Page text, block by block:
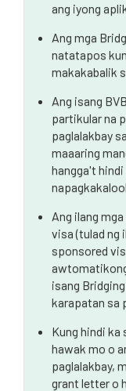
Paano
ang iyong
Ang mga
natatapos
makakabalik
Ang isang
partikular na
paglalakbay
maaaring
hangga't
Ang ilang
visa (tulad ng
sponsored
isang
karapatan sa
Kung hindi ka
hawak mo o
paglalakbay,
grant letter o